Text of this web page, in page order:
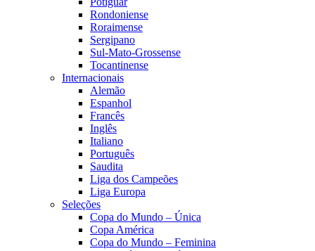
Rondoniense
Roraimense
Sergipano
Sul-Mato-Grossense
Tocantinense
Internacionais
Alemão
Espanhol
Francês
Inglês
Italiano
Português
Saudita
Liga dos Campeões
Liga Europa
Seleções
Copa do Mundo – Única
Copa América
Copa do Mundo – Feminina